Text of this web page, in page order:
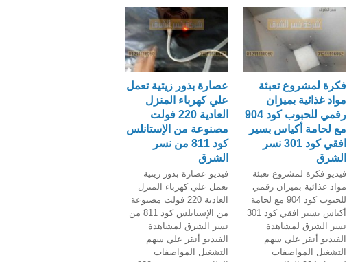
عصارة بذور زيتية تعمل
علي كهرباء المنزل
العادية 220 فولت
مصنوعة من الإستانلس
كود 811 من نسر
الشرق
فيديو عصارة بذور زيتية
تعمل علي كهرباء المنزل
العادية 220 فولت مصنوعة
من الإستانلس كود 811 من
نسر الشرق لمشاهدة
الفيديو أنقر علي سهم
التشغيل المواصفات
فكرة لمشروع تعبئة
مواد غذائية بميزان
رقمي للحبوب كود 904
مع لحامة أكياس بسير
افقي كود 301 نسر
الشرق
فيديو فكرة لمشروع تعبئة
مواد غذائية بميزان رقمي
للحبوب كود 904 مع لحامة
أكياس بسير افقي كود 301
نسر الشرق لمشاهدة
الفيديو أنقر علي سهم
التشغيل المواصفات